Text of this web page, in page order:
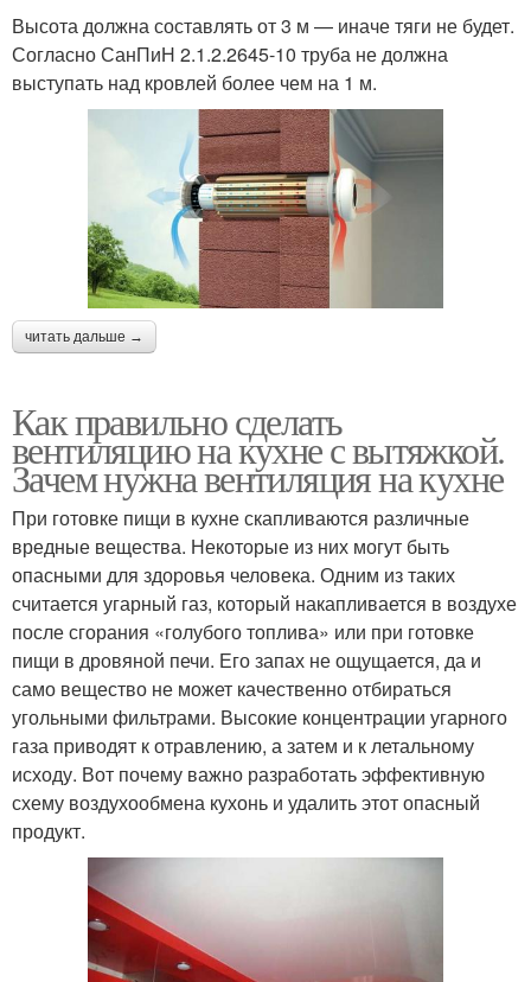
Высота должна составлять от 3 м — иначе тяги не будет.
Согласно СанПиН 2.1.2.2645-10 труба не должна
выступать над кровлей более чем на 1 м.
читать дальше →
Как правильно сделать
вентиляцию на кухне с вытяжкой.
Зачем нужна вентиляция на кухне
При готовке пищи в кухне скапливаются различные
вредные вещества. Некоторые из них могут быть
опасными для здоровья человека. Одним из таких
считается угарный газ, который накапливается в воздухе
после сгорания «голубого топлива» или при готовке
пищи в дровяной печи. Его запах не ощущается, да и
само вещество не может качественно отбираться
угольными фильтрами. Высокие концентрации угарного
газа приводят к отравлению, а затем и к летальному
исходу. Вот почему важно разработать эффективную
схему воздухообмена кухонь и удалить этот опасный
продукт.